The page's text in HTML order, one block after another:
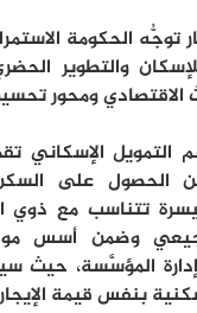
توجُّه الحكومة
والتطوير
الاقتصادي ومحور
التمويل الإسكاني
الحصول على
تتناسب مع ذوي
وضمن أسس
المؤسَّسة، حيث
بنفس قيمة